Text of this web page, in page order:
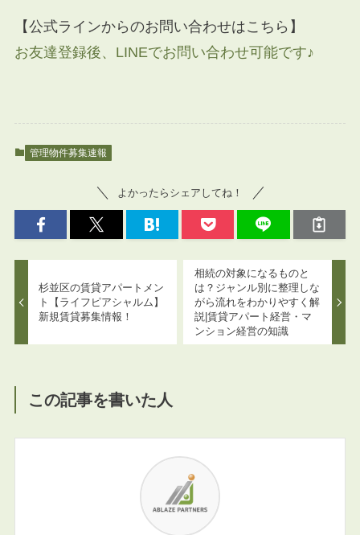
【公式ラインからのお問い合わせはこちら】
お友達登録後、LINEでお問い合わせ可能です♪
管理物件募集速報
よかったらシェアしてね！
杉並区の賃貸アパートメン
ト【ライフピアシャルム】
新規賃貸募集情報！
相続の対象になるものと
は？ジャンル別に整理しな
がら流れをわかりやすく解
説|賃貸アパート経営・マ
ンション経営の知識
この記事を書いた人